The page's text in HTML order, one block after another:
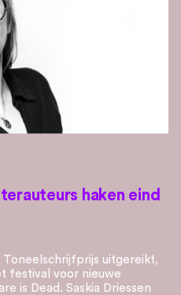
haken eind
uitgereikt,
festival voor nieuwe
is Dead. Saskia Driessen